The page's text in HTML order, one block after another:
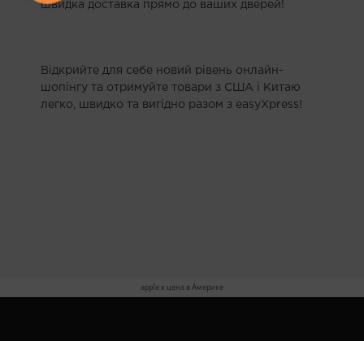
швидка доставка прямо до ваших дверей!
Відкрийте для себе новий рівень онлайн-
шопінгу та отримуйте товари з США і Китаю
легко, швидко та вигідно разом з easyXpress!
apple x цена в Америке